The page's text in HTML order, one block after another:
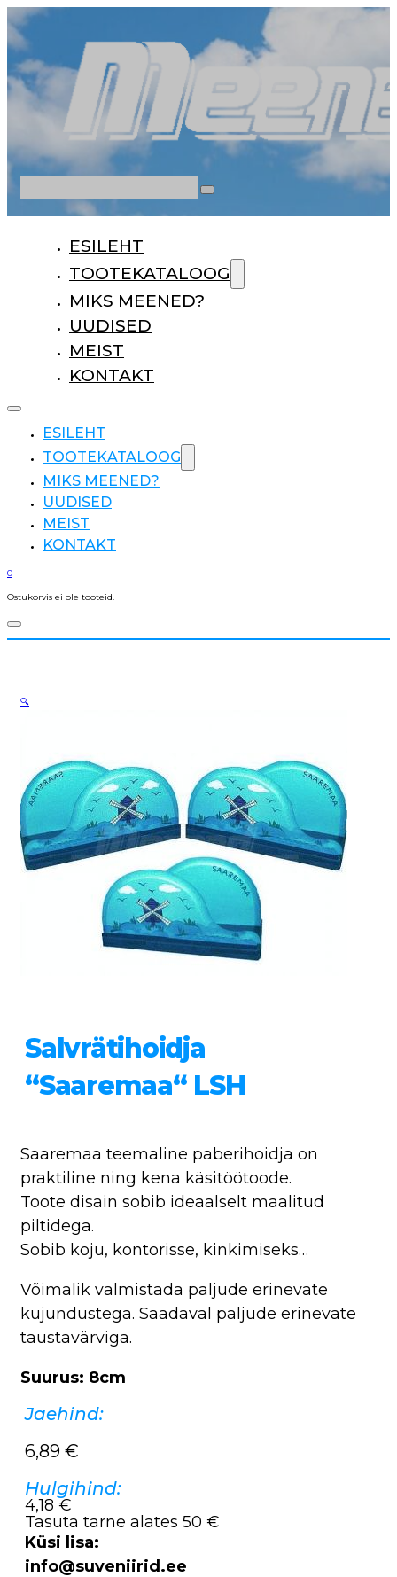
ESILEHT
TOOTEKATALOOG
MIKS MEENED?
UUDISED
MEIST
KONTAKT
ESILEHT
TOOTEKATALOOG
MIKS MEENED?
UUDISED
MEIST
KONTAKT
0
Ostukorvis ei ole tooteid.
Salvrätihoidja
“Saaremaa“ LSH
Saaremaa teemaline paberihoidja on
praktiline ning kena käsitöötoode.
Toote disain sobib ideaalselt maalitud
piltidega.
Sobib koju, kontorisse, kinkimiseks…
Võimalik valmistada paljude erinevate
kujundustega. Saadaval paljude erinevate
taustavärviga.
Suurus: 8cm
Jaehind:
6,89 €
Hulgihind:
4,18 €
Tasuta tarne alates 50 €
Küsi lisa:
info@suveniirid.ee
🔍